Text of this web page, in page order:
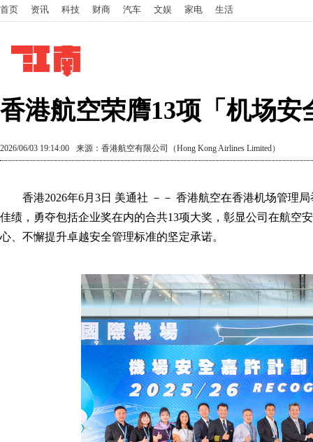
首页 资讯 科技 财商 汽车 文娱 家电 生活
香港航空荣膺13项「机场安
2026/06/03 19:14:00 来源：香港航空有限公司（Hong Kong Airlines Limited）
香港2026年6月3日 美通社 －－ 香港航空在香港机场管理
佳绩，勇夺包括企业奖在内的合共13项大奖，彰显公司在航空
心、不懈提升卓越安全管理标准的坚定承诺。